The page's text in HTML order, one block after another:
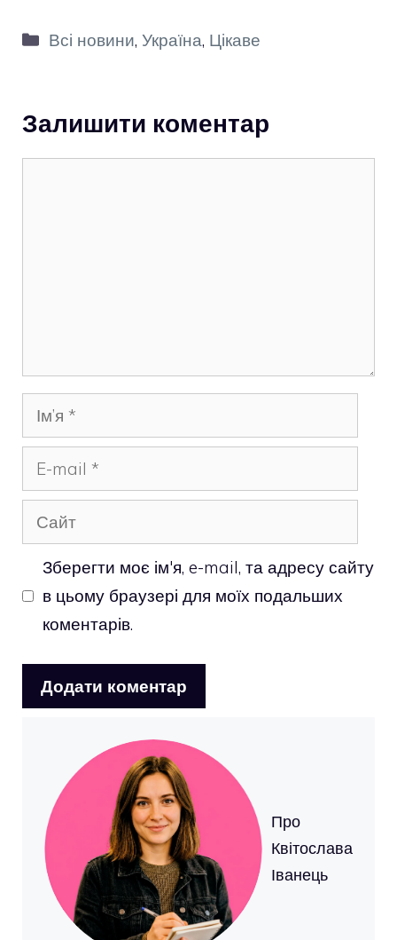
Категорії
Всі новини,Україна, Цікаве
Залишити коментар
Ім’я
mail
Сайт
Зберегти моє ім'я, e-mail, та адресу сайту
в цьому браузері для моїх подальших
коментарів.
Про
Квітослава
Іванець